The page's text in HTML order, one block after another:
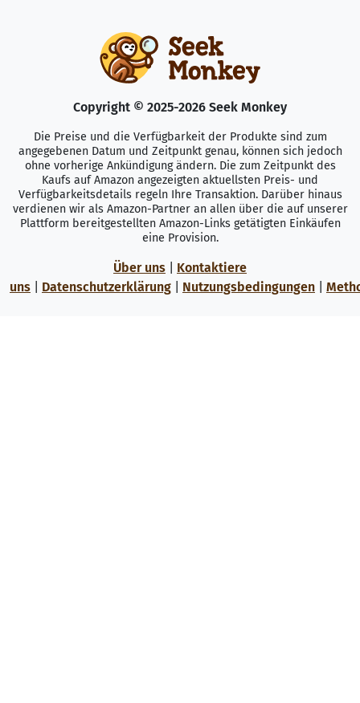
Copyright © 2025-2026 Seek Monkey
Die Preise und die Verfügbarkeit der Produkte sind zum
angegebenen Datum und Zeitpunkt genau, können sich jedoch
ohne vorherige Ankündigung ändern. Die zum Zeitpunkt des
Kaufs auf Amazon angezeigten aktuellsten Preis- und
Verfügbarkeitsdetails regeln Ihre Transaktion. Darüber hinaus
verdienen wir als Amazon-Partner an allen über die auf unserer
Plattform bereitgestellten Amazon-Links getätigten Einkäufen
eine Provision.
Über uns
Kontaktiere
uns
Datenschutzerklärung Nutzungsbedingungen